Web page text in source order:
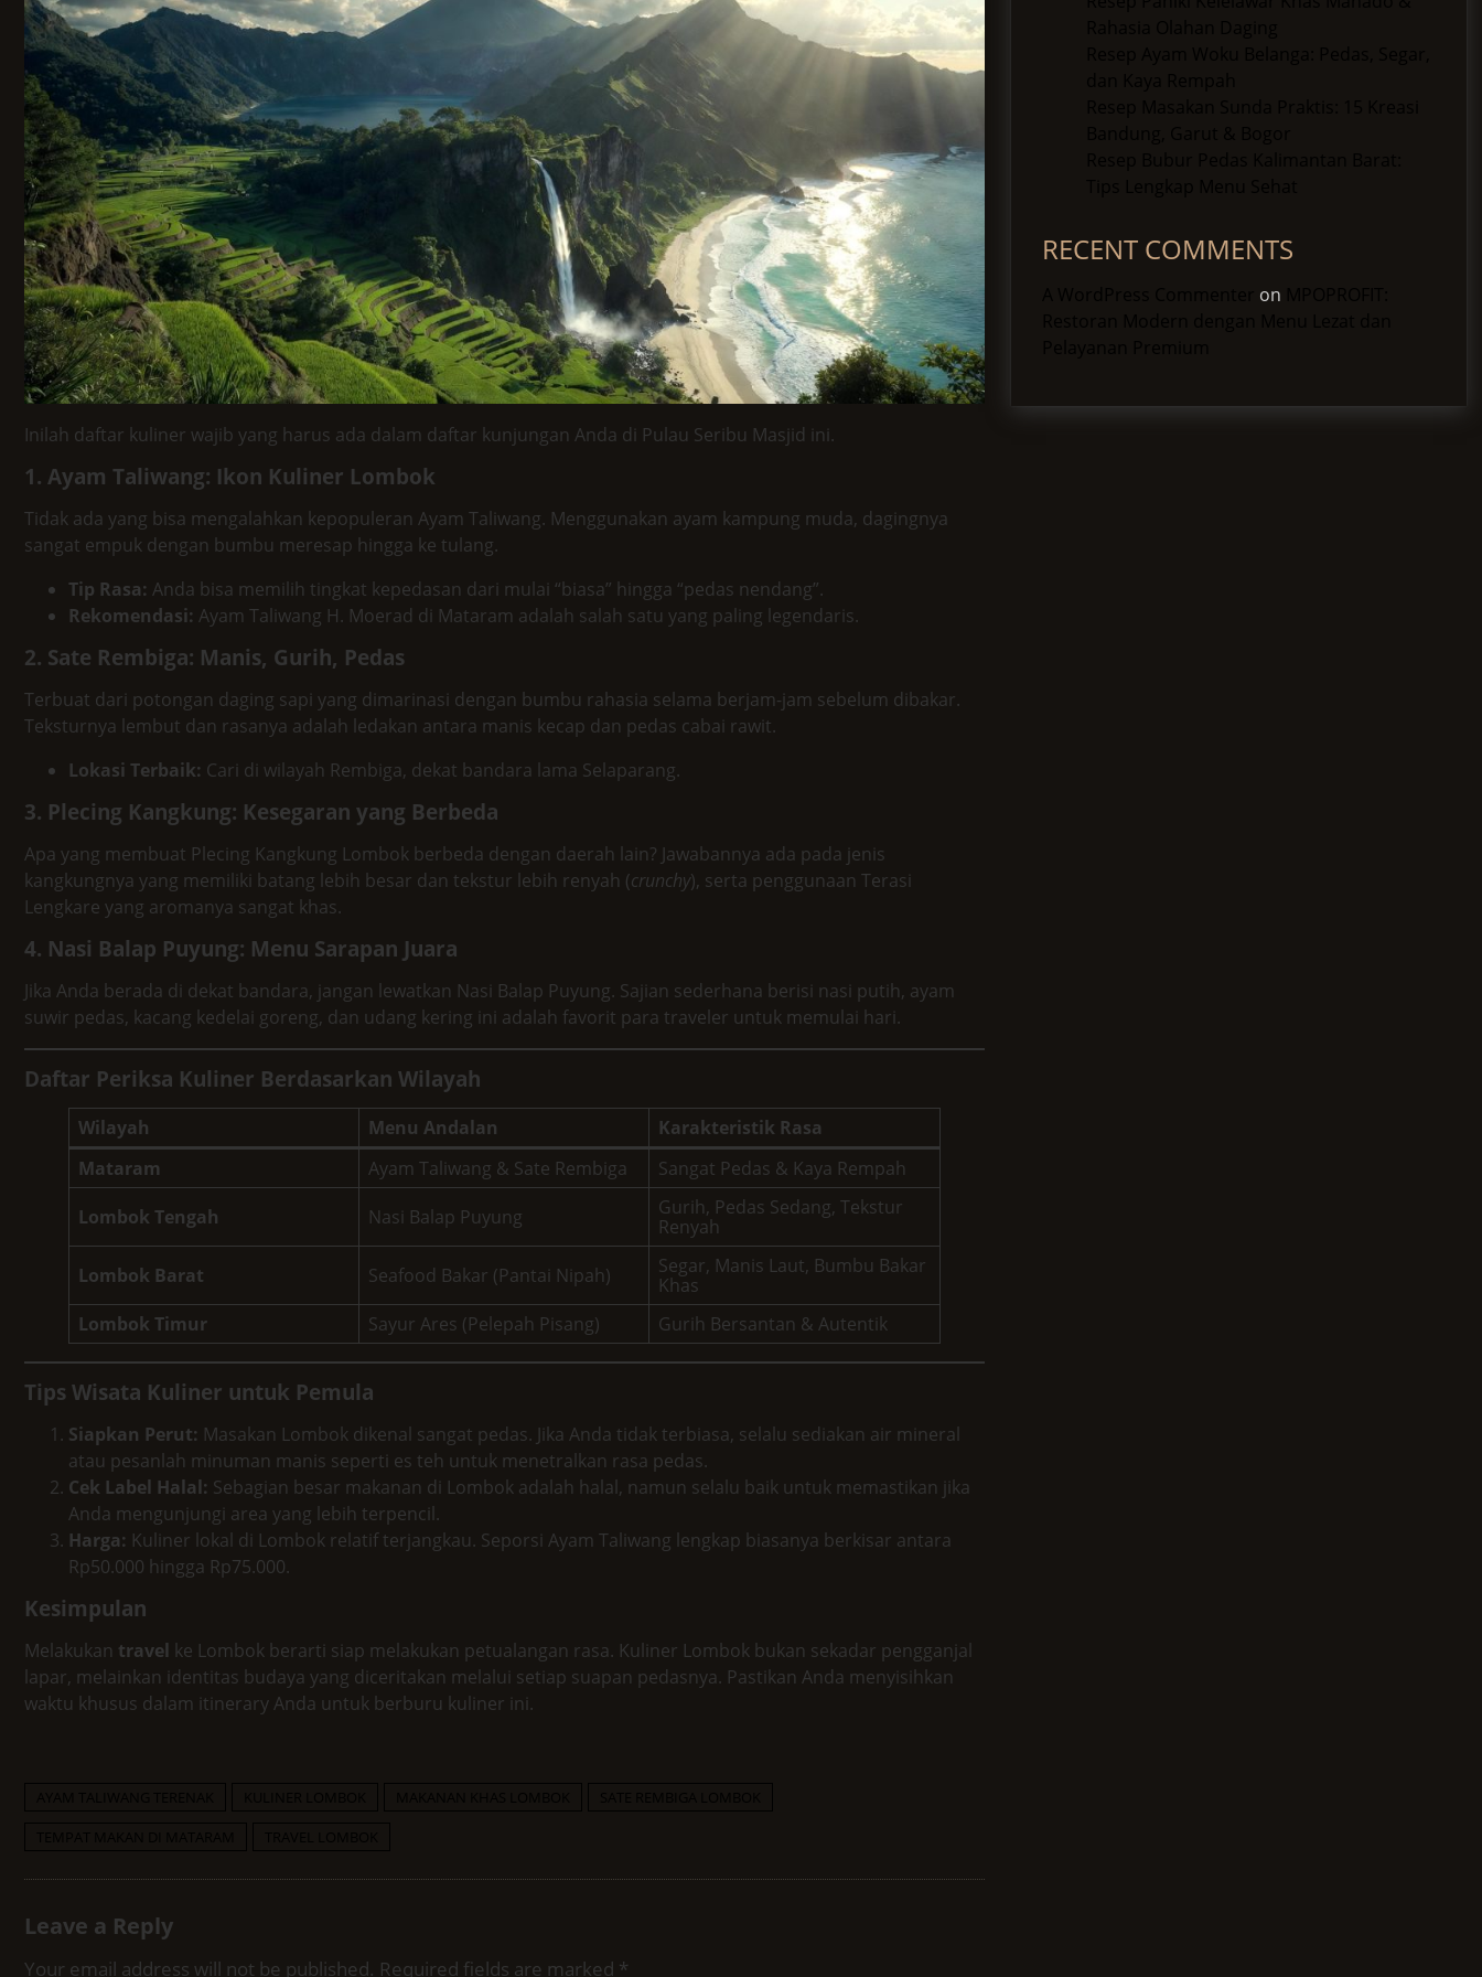
Inilah daftar kuliner wajib yang harus ada dalam daftar kunjungan Anda di Pulau Seribu Masjid ini.
1. Ayam Taliwang: Ikon Kuliner Lombok
Tidak ada yang bisa mengalahkan kepopuleran Ayam Taliwang. Menggunakan ayam kampung muda, dagingnya
sangat empuk dengan bumbu meresap hingga ke tulang.
Tip Rasa: Anda bisa memilih tingkat kepedasan dari mulai “biasa” hingga “pedas nendang”.
Rekomendasi: Ayam Taliwang H. Moerad di Mataram adalah salah satu yang paling legendaris.
2. Sate Rembiga: Manis, Gurih, Pedas
Terbuat dari potongan daging sapi yang dimarinasi dengan bumbu rahasia selama berjam-jam sebelum dibakar.
Teksturnya lembut dan rasanya adalah ledakan antara manis kecap dan pedas cabai rawit.
Lokasi Terbaik: Cari di wilayah Rembiga, dekat bandara lama Selaparang.
3. Plecing Kangkung: Kesegaran yang Berbeda
Apa yang membuat Plecing Kangkung Lombok berbeda dengan daerah lain? Jawabannya ada pada jenis
kangkungnya yang memiliki batang lebih besar dan tekstur lebih renyah (crunchy), serta penggunaan Terasi
Lengkare yang aromanya sangat khas.
4. Nasi Balap Puyung: Menu Sarapan Juara
Jika Anda berada di dekat bandara, jangan lewatkan Nasi Balap Puyung. Sajian sederhana berisi nasi putih, ayam
suwir pedas, kacang kedelai goreng, dan udang kering ini adalah favorit para traveler untuk memulai hari.
Daftar Periksa Kuliner Berdasarkan Wilayah
Wilayah Menu Andalan
Karakteristik Rasa
Mataram
Ayam Taliwang & Sate Rembiga
Sangat Pedas & Kaya Rempah
Lombok Tengah
Nasi Balap Puyung
Gurih, Pedas Sedang, Tekstur
Renyah
Lombok Barat
Seafood Bakar (Pantai Nipah)
Segar, Manis Laut, Bumbu Bakar
Khas
Lombok Timur
Sayur Ares (Pelepah Pisang) Gurih Bersantan & Autentik
Tips Wisata Kuliner untuk Pemula
Siapkan Perut: Masakan Lombok dikenal sangat pedas. Jika Anda tidak terbiasa, selalu sediakan air mineral
atau pesanlah minuman manis seperti es teh untuk menetralkan rasa pedas.
Cek Label Halal: Sebagian besar makanan di Lombok adalah halal, namun selalu baik untuk memastikan jika
Anda mengunjungi area yang lebih terpencil.
Harga: Kuliner lokal di Lombok relatif terjangkau. Seporsi Ayam Taliwang lengkap biasanya berkisar antara
Rp50.000 hingga Rp75.000.
Kesimpulan
Melakukan travel ke Lombok berarti siap melakukan petualangan rasa. Kuliner Lombok bukan sekadar pengganjal
lapar, melainkan identitas budaya yang diceritakan melalui setiap suapan pedasnya. Pastikan Anda menyisihkan
waktu khusus dalam itinerary Anda untuk berburu kuliner ini.
Leave a Reply
Your email address will not be published. Required fields are marked *
RECENT COMMENTS
on